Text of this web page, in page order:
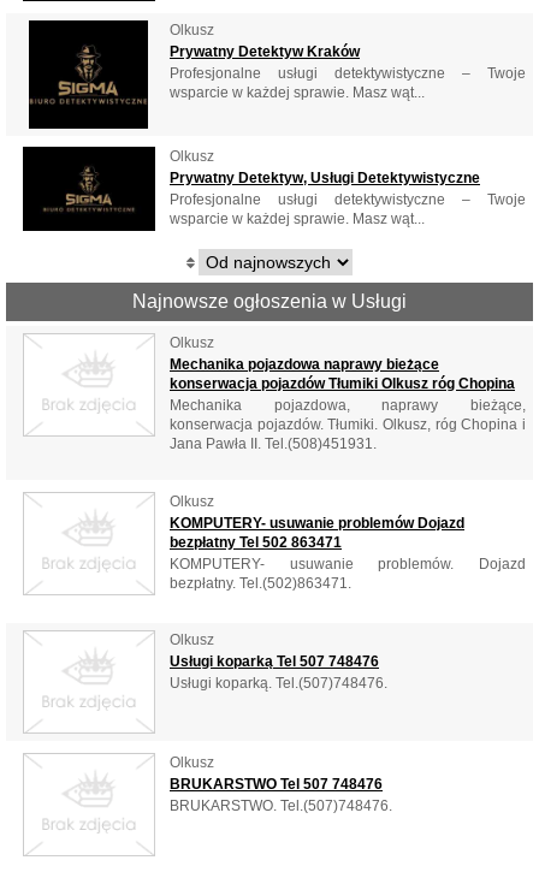
Olkusz
Prywatny Detektyw Kraków
Profesjonalne usługi detektywistyczne – Twoje
wsparcie w każdej sprawie. Masz wąt...
Olkusz
Prywatny Detektyw, Usługi Detektywistyczne
Profesjonalne usługi detektywistyczne – Twoje
wsparcie w każdej sprawie. Masz wąt...
Najnowsze ogłoszenia w Usługi
Olkusz
Mechanika pojazdowa naprawy bieżące
konserwacja pojazdów Tłumiki Olkusz róg Chopina
Mechanika pojazdowa, naprawy bieżące,
konserwacja pojazdów. Tłumiki. Olkusz, róg Chopina i
Jana Pawła II. Tel.(508)451931.
Olkusz
KOMPUTERY- usuwanie problemów Dojazd
bezpłatny Tel 502 863471
KOMPUTERY- usuwanie problemów. Dojazd
bezpłatny. Tel.(502)863471.
Olkusz
Usługi koparką Tel 507 748476
Usługi koparką. Tel.(507)748476.
Olkusz
BRUKARSTWO Tel 507 748476
BRUKARSTWO. Tel.(507)748476.